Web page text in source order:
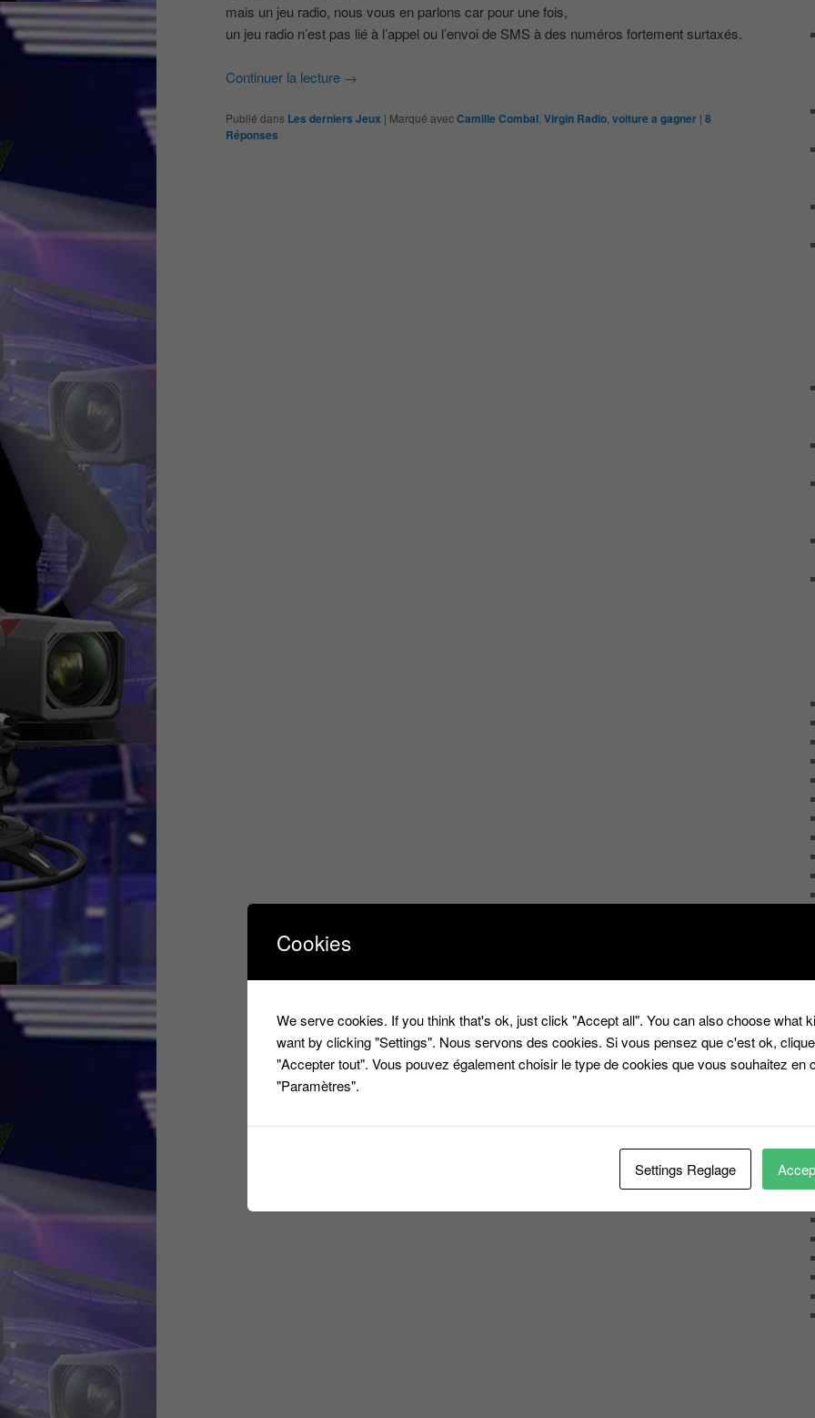
mais un jeu radio, nous vous en parlons car pour une fois,
un jeu radio n’est pas lié à l’appel ou l’envoi de SMS à des numéros fortement surtaxés.
Continuer la lecture →
Publié dans Les derniers Jeux | Marqué avecCamille Combal Virgin Radio voiture a gagner | 8
Réponses
Cookies
We serve cookies. If you think that's ok, just click "Accept all". You can also choose what
want by clicking "Settings". Nous servons des cookies. Si vous pensez que c'est ok,
"Accepter tout". Vous pouvez également choisir le type de cookies que vous souhaitez en
"Paramètres".
Settings Reglage